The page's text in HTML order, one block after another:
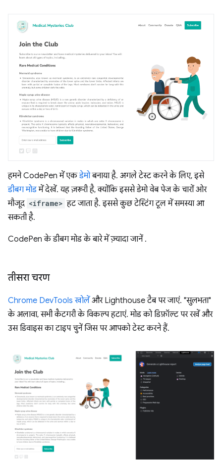
हमने CodePen में एकडेमोबनाया है. अगले टेस्ट करने के लिए, इसे
डीबग मोडमें देखें. यह ज़रूरी है, क्योंकि इससे डेमो वेब पेज के चारों ओर
मौजूद <iframe> हट जाता है. इससे कुछ टेस्टिंग टूल में समस्या आ
सकती है.
CodePen के डीबग मोड के बारे में ज़्यादा जानें .
तीसरा चरण
Chrome DevTools खोलें और Lighthouse टैब पर जाएं. "सुलभता"
के अलावा, सभी कैटगरी के विकल्प हटाएं. मोड को डिफ़ॉल्ट पर रखें और
उस डिवाइस का टाइप चुनें जिस पर आपको टेस्ट करने हैं.